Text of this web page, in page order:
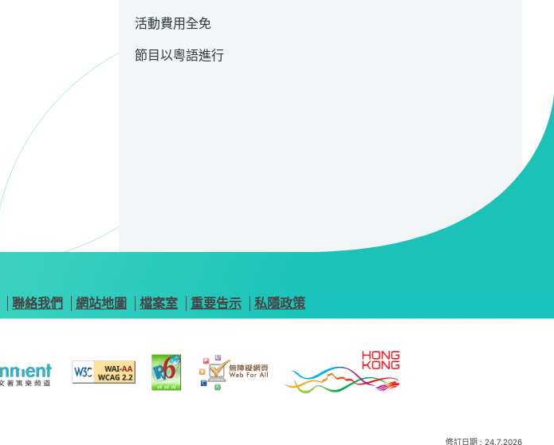
活動費用全免
節目以粵語進行
聯絡我們 網站地圖 檔案室 重要告示 私隱政策
修訂日期 : 24.7.2026